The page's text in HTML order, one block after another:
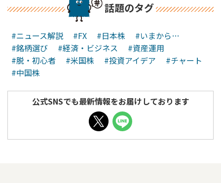
話題のタグ
#ニュース解説 #FX #日本株
#いまから…
#銘柄選び
#経済・ビジネス
#資産運用
#脱・初心者
#米国株 #投資アイデア
#チャート
#中国株
公式SNSでも最新情報をお届けしております